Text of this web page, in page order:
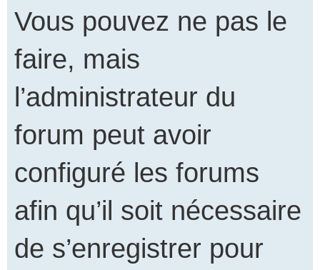
Vous pouvez ne pas le
faire, mais
l’administrateur du
forum peut avoir
configuré les forums
afin qu’il soit nécessaire
de s’enregistrer pour